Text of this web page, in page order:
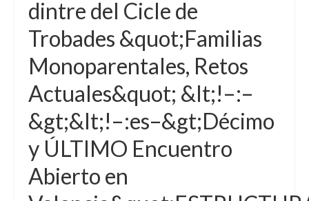
dintre del Cicle de
Trobades &quot;Familias
Monoparentales, Retos
Actuales&quot; &lt;!–:–
&gt;&lt;!–:es–&gt;Décimo
y ÚLTIMO Encuentro
Abierto en